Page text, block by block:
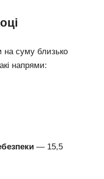
на суму близько
напрями:
— 15,5